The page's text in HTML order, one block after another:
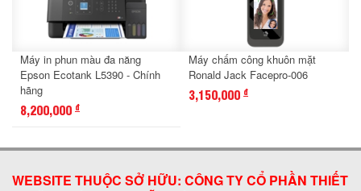
Máy in phun màu đa năng
Epson Ecotank L5390 - Chính
hãng
8,200,000 đ
Máy chấm công khuôn mặt
Ronald Jack Facepro-006
3,150,000 đ
WEBSITE THUỘC SỞ HỮU: CÔNG TY CỔ PHẦN THIẾT